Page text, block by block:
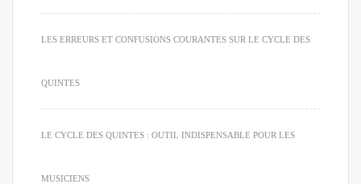
LES ERREURS ET CONFUSIONS COURANTES SUR LE CYCLE DES
QUINTES
LE CYCLE DES QUINTES : OUTIL INDISPENSABLE POUR LES
MUSICIENS